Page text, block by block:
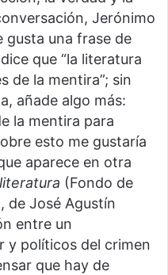
Jerónimo
gusta una frase de
que “la literatura
de la mentira”; sin
añade algo más:
la mentira para
esto me gustaría
aparece en otra
(Fondo de
de José Agustín
entre un
políticos del crimen
que hay de